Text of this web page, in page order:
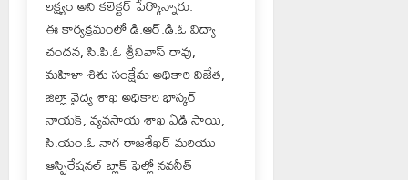
లక్ష్యం అని కలెక్టర్ పేర్కొన్నారు.
ఈ కార్యక్రమంలో డి.ఆర్.డి.ఓ విద్యా
చందన, సి.పి.ఓ శ్రీనివాస్ రావు,
మహిళా శిశు సంక్షేమ అధికారి విజేత,
జిల్లా వైద్య శాఖ అధికారి భాస్కర్
నాయక్, వ్యవసాయ శాఖ ఏడి సాయి,
సి.యం.ఓ నాగ రాజశేఖర్ మరియు
ఆస్పిరేషనల్ బ్లాక్ ఫెల్లో నవనీత్